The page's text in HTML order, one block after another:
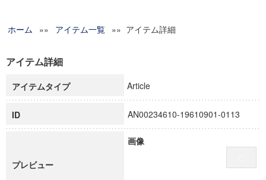
グローバルリサーチインスティテュート
科学研究費補助金研究成果報告書
慶應義塾大学グローバルCOEプログラム市民社会ガバナンス
慶應義塾大学グローバルCOEプログラム論理と感性の先端的
博士課程教育リーディングプログラム「超成熟社会発展のサ
学術雑誌掲載論文等(8)
ホーム »» アイテム一覧 »» アイテム詳細
アイテム詳細
アイテムタイプ Article
ID AN00234610-19610901-0113
プレビュー
画像